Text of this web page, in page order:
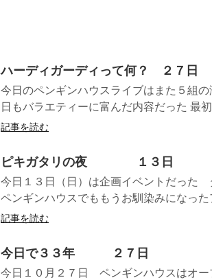
ハーディガーディって何？ ２７日
今日のペンギンハウスライブはまた５組
日もバラエティーに富んだ内容だった 最
記事を読む
ピキガタリの夜 １３日
今日１３日（日）は企画イベントだっ
ペンギンハウスでももうお馴染みになっ
記事を読む
今日で３３年 ２７日
今日１０月２７日 ペンギンハウスはオー